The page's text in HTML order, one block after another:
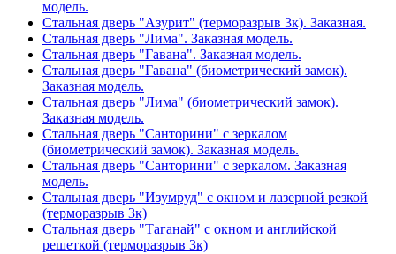
модель.
Стальная дверь "Азурит" (терморазрыв 3к). Заказная.
Стальная дверь "Лима". Заказная модель.
Стальная дверь "Гавана". Заказная модель.
Стальная дверь "Гавана" (биометрический замок).
Заказная модель.
Стальная дверь "Лима" (биометрический замок).
Заказная модель.
Стальная дверь "Санторини" с зеркалом
(биометрический замок). Заказная модель.
Стальная дверь "Санторини" с зеркалом. Заказная
модель.
Стальная дверь "Изумруд" с окном и лазерной резкой
(терморазрыв 3к)
Стальная дверь "Таганай" с окном и английской
решеткой (терморазрыв 3к)